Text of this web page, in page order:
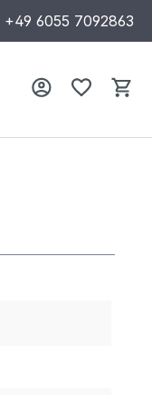
+49 6055 7092863